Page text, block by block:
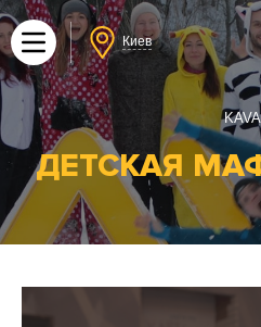
Киев
KAVA
ДЕТСКАЯ